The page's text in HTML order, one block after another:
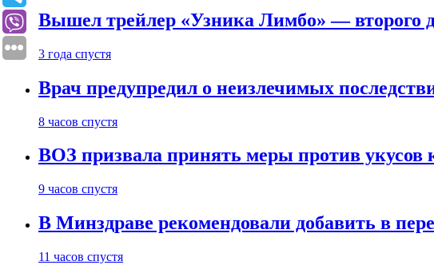
Вышел трейлер «Узника Лимбо» — второго
3 года спустя
Врач предупредил о неизлечимых
8 часов спустя
ВОЗ призвала принять меры против
9 часов спустя
В Минздраве рекомендовали добавить в
11 часов спустя